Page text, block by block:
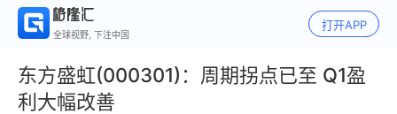
全球视野, 下注中国
打开APP
东方盛虹(000301)：周期拐点已至 Q1盈
利大幅改善